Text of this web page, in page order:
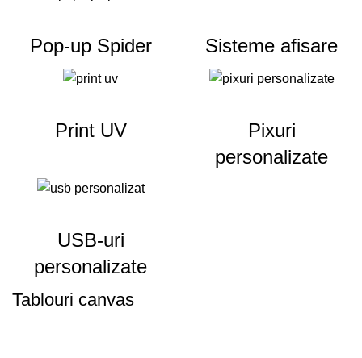
Pop-up Spider Sisteme afisare
Print UV
Pixuri
personalizate
USB-uri
personalizate
Tablouri canvas